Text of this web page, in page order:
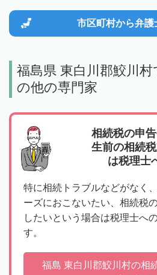
市区町村から弁護
福島県 東白川郡鮫川
の他の専門家
相続税の申告
生前の相続
は税理士
特に相続トラブルなどがなく
ーズにおこないたい、相続税
したいという場合は税理士へ
す。
福島 東白川郡鮫川村の相